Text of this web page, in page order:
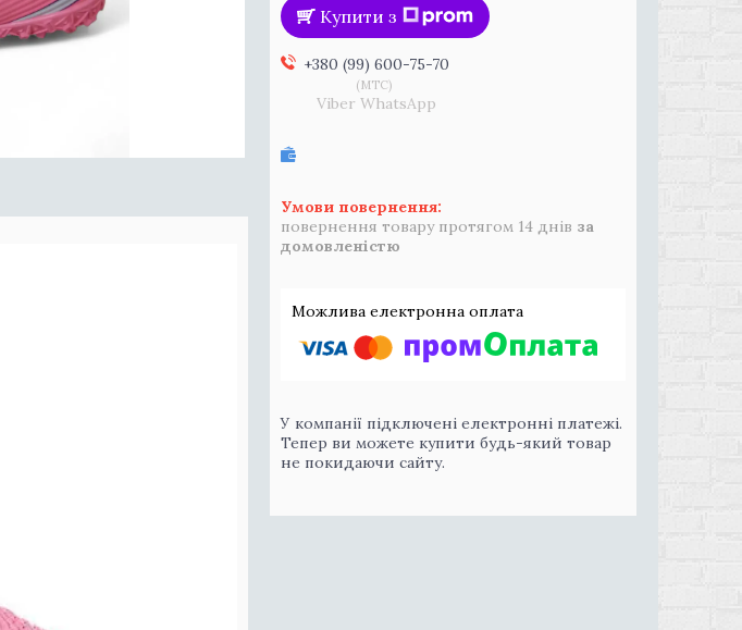
Купити з
+380 (99) 600-75-70
MTC
Viber WhatsApp
повернення товару протягом 14 днів за
домовленістю
У компанії підключені електронні платежі.
Тепер ви можете купити будь-який товар
не покидаючи сайту.